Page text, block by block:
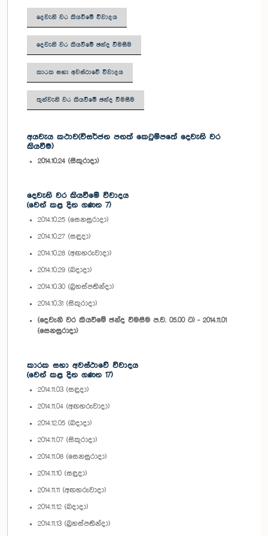
දෙවැනි වර කියවීමේ විවාදය
දෙවැනි වර කියවීමේ ඡන්ද විමසීම
කාරක සභා අවස්ථාවේ විවාදය
තුන්වැනි වර කියවීමේ ඡන්ද විමසීම
අයවැය කථාව(විසර්ජන පනත් කෙටුම්පතේ දෙවැනි වර
කියවීම)
2014.10.24 (සිකුරාදා)
දෙවැනි වර කියවීමේ විවාදය
(වෙන් කළ දින ගණන 7)
2014.10.25 (සෙනසුරාදා)
2014.10.27 (සඳුදා)
2014.10.28 (අඟහරුවාදා)
2014.10.29 (බදාදා)
2014.10.30 (බ්‍රහස්පතින්දා)
2014.10.31 (සිකුරාදා)
(දෙවැනි වර කියවීමේ ඡන්ද විමසීම ප.ව. 05.00 ට) - 2014.11.01
(සෙනසුරාදා)
කාරක සභා අවස්ථාවේ විවාදය
(වෙන් කළ දින ගණන 17)
2014.11.03 (සඳුදා)
2014.11.04 (අඟහරුවාදා)
2014.12.05 (බදාදා)
2014.11.07 (සිකුරාදා)
2014.11.08 (සෙනසුරාදා)
2014.11.10 (සඳුදා)
2014.11.11 (අඟහරුවාදා)
2014.11.12 (බදාදා)
2014.11.13 (බ්‍රහස්පතින්දා)